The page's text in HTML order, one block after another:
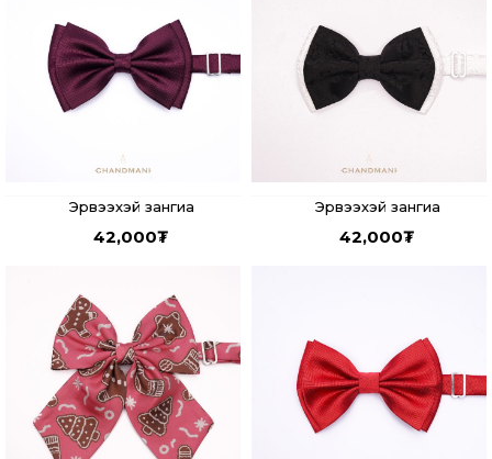
Эрвээхэй зангиа
42,000₮
Эрвээхэй зангиа
42,000₮